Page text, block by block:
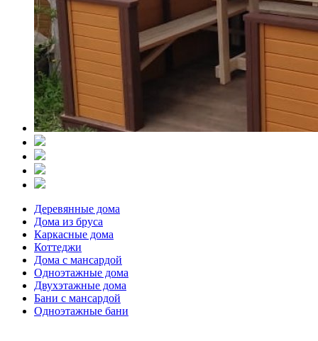
Деревянные дома
Дома из бруса
Каркасные дома
Коттеджи
Дома с мансардой
Одноэтажные дома
Двухэтажные дома
Бани с мансардой
Одноэтажные бани